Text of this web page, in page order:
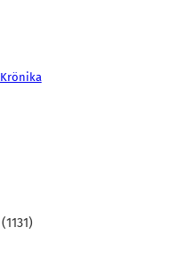
Krönika
(1131)